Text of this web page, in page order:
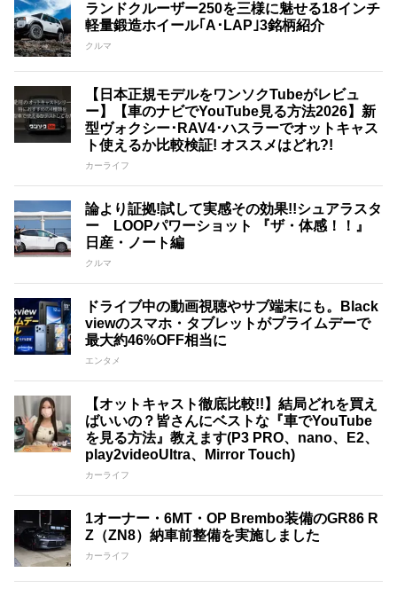
ランドクルーザー250を三様に魅せる18インチ
軽量鍛造ホイール｢A･LAP｣3銘柄紹介
クルマ
【日本正規モデルをワンソクTubeがレビュ
ー】【車のナビでYouTube見る方法2026】新
型ヴォクシー･RAV4･ハスラーでオットキャス
ト使えるか比較検証! オススメはどれ?!
カーライフ
論より証拠!試して実感その効果!!シュアラスタ
ー LOOPパワーショット 『ザ・体感！！』
日産・ノート編
クルマ
ドライブ中の動画視聴やサブ端末にも。Black
viewのスマホ・タブレットがプライムデーで
最大約46%OFF相当に
エンタメ
【オットキャスト徹底比較!!】結局どれを買え
ばいいの？皆さんにベストな『車でYouTube
を見る方法』教えます(P3 PRO、nano、E2、
play2videoUltra、Mirror Touch)
カーライフ
1オーナー・6MT・OP Brembo装備のGR86 R
Z（ZN8）納車前整備を実施しました
カーライフ